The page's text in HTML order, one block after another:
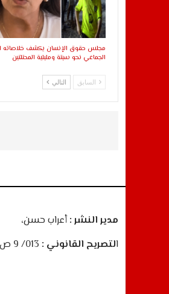
مجلس حقوق الإنسان يكشف خلاصاته
الجماعي نحو سبتة ومليلية المحتلتين
السابق التالي
مدير النشر :أعراب حسن،
التصريح القانوني :